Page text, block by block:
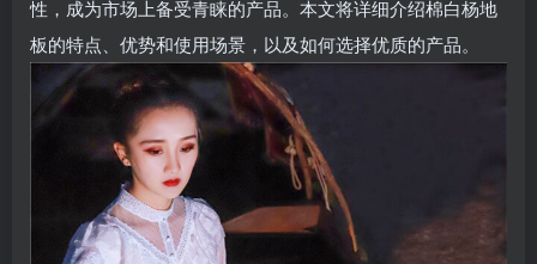
性，成为市场上备受青睐的产品。本文将详细介绍棉白杨地
板的特点、优势和使用场景，以及如何选择优质的产品。